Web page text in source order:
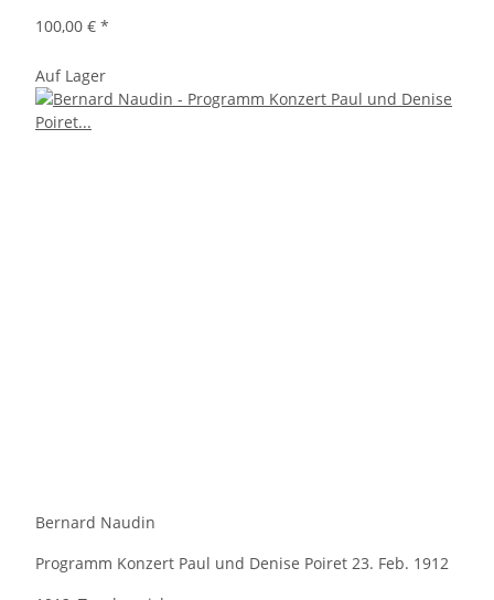
100,00 € *
Auf Lager
Bernard Naudin
Programm Konzert Paul und Denise Poiret 23. Feb. 1912